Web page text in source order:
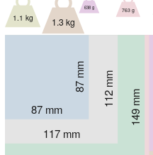
1.1 kg 1.3 kg
168 mm
638 g
149.6 mm
763 g
149 mm
117 mm
112 mm
87 mm
87 mm